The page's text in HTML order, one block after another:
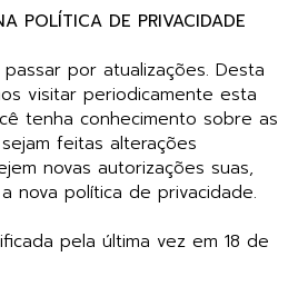
POLÍTICA DE PRIVACIDADE
passar por atualizações. Desta
visitar periodicamente esta
tenha conhecimento sobre as
feitas alterações
novas autorizações suas,
nova política de privacidade.
pela última vez em 18 de